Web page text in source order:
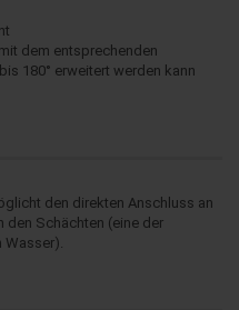
dem entsprechenden
180° erweitert werden kann
den direkten Anschluss an
den Schächten (eine der